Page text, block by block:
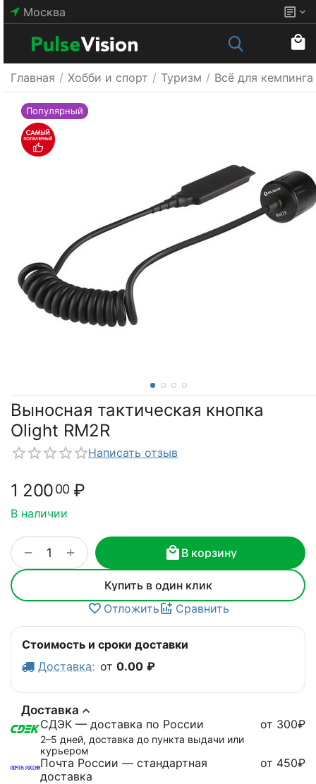
Москва
Главная / Хобби и спорт / Туризм / Всё для кемпинга
Популярный
Выносная тактическая кнопка
Olight RM2R
Написать отзыв
1 20000 ₽
В наличии
+
− В корзину
Купить в один клик
Отложить
Сравнить
Стоимость и сроки доставки
Доставка: от 0.00 ₽
Доставка
СДЭК — доставка по России
2–5 дней, доставка до пункта выдачи или
курьером
от 300₽
Почта России — стандартная
доставка
от 450₽